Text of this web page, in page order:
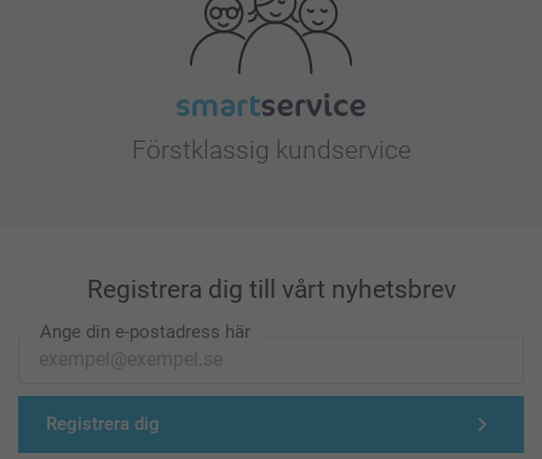
Förstklassig kundservice
Registrera dig till vårt nyhetsbrev
Ange din e-postadress här
Registrera dig